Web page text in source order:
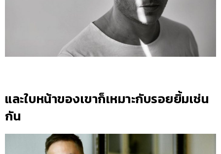
และใบหน้าของเขาก็เหมาะกับรอยยิ้มเช่น
กัน